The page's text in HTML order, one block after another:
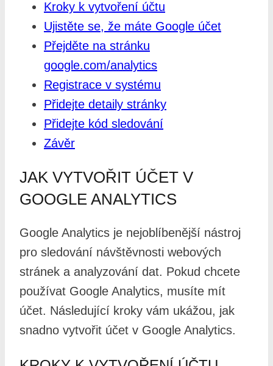
Kroky k vytvoření účtu
Ujistěte se, že máte Google účet
Přejděte na stránku
google.com/analytics
Registrace v systému
Přidejte detaily stránky
Přidejte kód sledování
Závěr
JAK VYTVOŘIT ÚČET V
GOOGLE ANALYTICS
Google Analytics je nejoblíbenější nástroj
pro sledování návštěvnosti webových
stránek a analyzování dat. Pokud chcete
používat Google Analytics, musíte mít
účet. Následující kroky vám ukážou, jak
snadno vytvořit účet v Google Analytics.